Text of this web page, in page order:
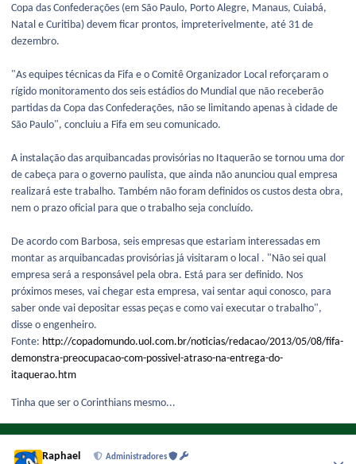
Copa das Confederações (em São Paulo, Porto Alegre, Manaus, Cuiabá,
Natal e Curitiba) devem ficar prontos, impreterivelmente, até 31 de
dezembro.
"As equipes técnicas da Fifa e o Comitê Organizador Local reforçaram o
rígido monitoramento dos seis estádios do Mundial que não receberão
partidas da Copa das Confederações, não se limitando apenas à cidade de
São Paulo", concluiu a Fifa em seu comunicado.
A instalação das arquibancadas provisórias no Itaquerão se tornou uma dor
de cabeça para o governo paulista, que ainda não anunciou qual empresa
realizará este trabalho. Também não foram definidos os custos desta obra,
nem o prazo oficial para que o trabalho seja concluído.
De acordo com Barbosa, seis empresas que estariam interessadas em
montar as arquibancadas provisórias já visitaram o local . "Não sei qual
empresa será a responsável pela obra. Está para ser definido. Nos
próximos meses, vai chegar esta empresa, vai sentar aqui conosco, para
saber onde vai depositar essas peças e como vai executar o trabalho",
disse o engenheiro.
Fonte: http://copadomundo.uol.com.br/noticias/redacao/2013/05/08/fifa-
demonstra-preocupacao-com-possivel-atraso-na-entrega-do-
itaquerao.htm
Tinha que ser o Corinthians mesmo...
Raphael Administradores